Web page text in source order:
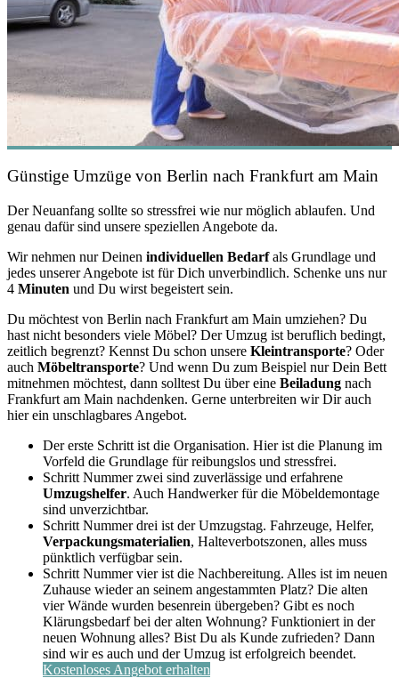
Günstige Umzüge von Berlin nach Frankfurt am Main
Der Neuanfang sollte so stressfrei wie nur möglich ablaufen. Und
genau dafür sind unsere speziellen Angebote da.
Wir nehmen nur Deinen individuellen Bedarfals Grundlage und
jedes unserer Angebote ist für Dich unverbindlich. Schenke uns nur
4 Minuten und Du wirst begeistert sein.
Du möchtest von Berlin nach Frankfurt am Main umziehen? Du
hast nicht besonders viele Möbel? Der Umzug ist beruflich bedingt,
zeitlich begrenzt? Kennst Du schon unsere Kleintransporte? Oder
auch Möbeltransporte? Und wenn Du zum Beispiel nur Dein Bett
mitnehmen möchtest, dann solltest Du über eine Beiladung nach
Frankfurt am Main nachdenken. Gerne unterbreiten wir Dir auch
hier ein unschlagbares Angebot.
Der erste Schritt ist die Organisation. Hier ist die Planung im
Vorfeld die Grundlage für reibungslos und stressfrei.
Schritt Nummer zwei sind zuverlässige und erfahrene
Umzugshelfer. Auch Handwerker für die Möbeldemontage
sind unverzichtbar.
Schritt Nummer drei ist der Umzugstag. Fahrzeuge, Helfer,
Verpackungsmaterialien, Halteverbotszonen, alles muss
pünktlich verfügbar sein.
Schritt Nummer vier ist die Nachbereitung. Alles ist im neuen
Zuhause wieder an seinem angestammten Platz? Die alten
vier Wände wurden besenrein übergeben? Gibt es noch
Klärungsbedarf bei der alten Wohnung? Funktioniert in der
neuen Wohnung alles? Bist Du als Kunde zufrieden? Dann
sind wir es auch und der Umzug ist erfolgreich beendet.
Kostenloses Angebot erhalten